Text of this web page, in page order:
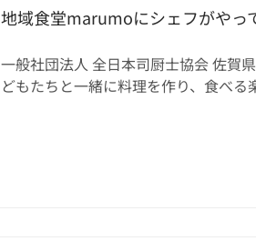
地域食堂marumoにシェフがやっ
一般社団法人 全日本司厨士協会 佐賀
どもたちと一緒に料理を作り、食べ